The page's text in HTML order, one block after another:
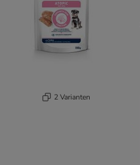
2 Varianten